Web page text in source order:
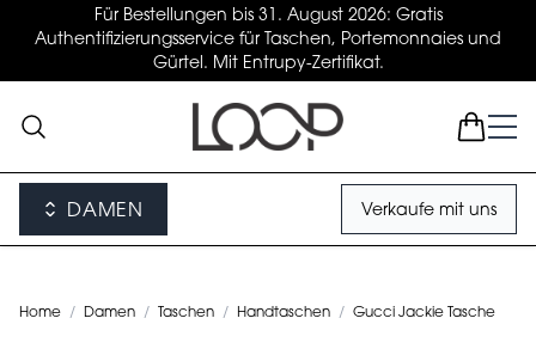
Für Bestellungen bis 31. August 2026: Gratis
Authentifizierungsservice für Taschen, Portemonnaies und
Gürtel. Mit Entrupy-Zertifikat.
DAMEN Verkaufe mit uns
Home / Damen / Taschen / Handtaschen / Gucci Jackie Tasche